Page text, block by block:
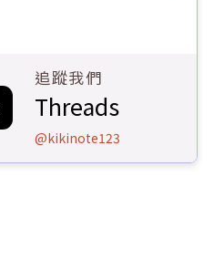
追蹤我們
Threads
@kikinote123